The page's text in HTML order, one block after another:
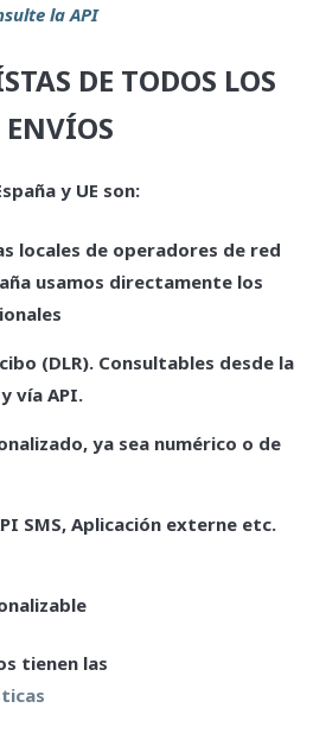
la API
DE TODOS LOS
ENVÍOS
y UE son:
locales de operadores de red
usamos directamente los
(DLR). Consultables desde la
vía API.
ya sea numérico o de
SMS, Aplicación externe etc.
tienen las